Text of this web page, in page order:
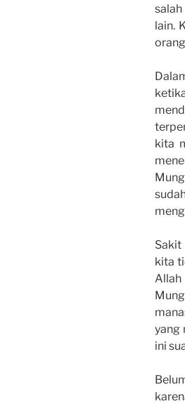
lain.
kita
Sakit
kita
yang
ini